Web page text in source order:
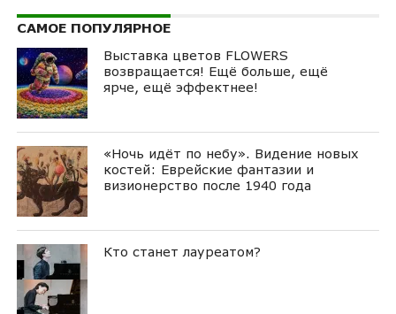
САМОЕ ПОПУЛЯРНОЕ
Выставка цветов FLOWERS
возвращается! Ещё больше, ещё
ярче, ещё эффектнее!
«Ночь идёт по небу». Видение новых
костей: Еврейские фантазии и
визионерство после 1940 года
Кто станет лауреатом?